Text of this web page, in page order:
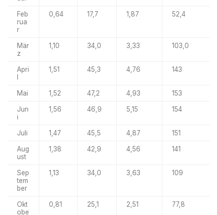
Feb
rua
r
0,64 17,7 1,87 52,4
Mär
z
1,10 34,0 3,33 103,0
Apri
1,51 45,3 4,76 143
Mai 1,52 47,2 4,93 153
Jun
i
1,56 46,9 5,15 154
Juli 1,47 45,5 4,87 151
Aug
ust
1,38 42,9 4,56 141
Sep
tem
ber
1,13 34,0 3,63 109
Okt
obe
0,81 25,1 2,51 77,8